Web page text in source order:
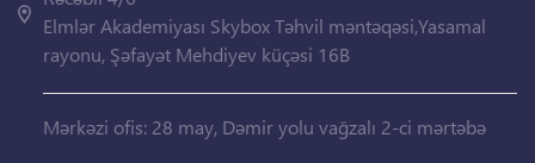
Elmlər Akademiyası Skybox Təhvil məntəqəsi,Yasamal
rayonu, Şəfayət Mehdiyev küçəsi 16B
Mərkəzi ofis: 28 may, Dəmir yolu vağzalı 2-ci mərtəbə